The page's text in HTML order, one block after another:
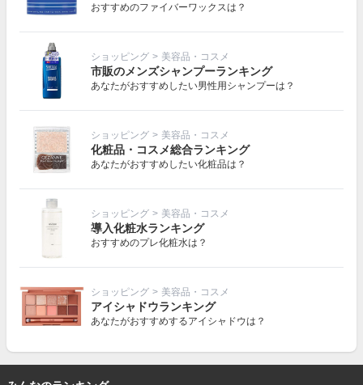
おすすめのファイバーワックスは？
ショッピング > 美容品・コスメ
市販のメンズシャンプーランキング
あなたがおすすめしたい男性用シャンプーは？
ショッピング > 美容品・コスメ
化粧品・コスメ総合ランキング
あなたがおすすめしたい化粧品は？
ショッピング > 美容品・コスメ
導入化粧水ランキング
おすすめのプレ化粧水は？
ショッピング > 美容品・コスメ
アイシャドウランキング
あなたがおすすめするアイシャドウは？